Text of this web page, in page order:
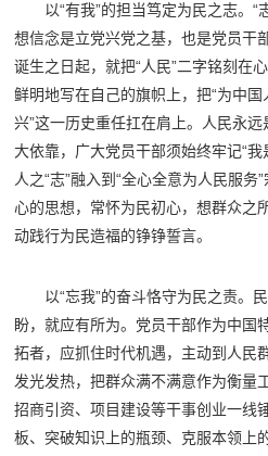
以“有我”的担当笃定为民之志。
想信念是立党兴党之基，也是党员干
诞生之日起，就把“人民”二字铭刻在
鲜明地写在自己的旗帜上，把“为中
兴”这一历史重任扛在肩上。人民永
大依靠，广大党员干部须始终牢记“
人之“志”融入到“全心全意为人民服务
心的思想，常怀为民初心，想群众之
动践行为民造福的铮铮誓言。
以“忘我”的奋斗恪守为民之责。
盼，就应有所为。党员干部作为中国
拓者，应抓住时代机遇，主动到人民
发光发热，把群众满不满意作为衡量
招商引资、项目建设等干事创业一线
板、突破知识上的瓶颈、克服本领上